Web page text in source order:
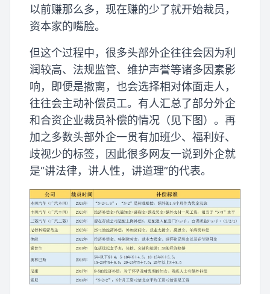
以前赚那么多，现在赚的少了就开始裁员，
资本家的嘴脸。
但这个过程中，很多头部外企往往会因为利
润较高、法规监管、维护声誉等诸多因素影
响，即便是撤离，也会选择相对体面走人，
往往会主动补偿员工。有人汇总了部分外企
和合资企业裁员补偿的情况（见下图）。再
加之多数头部外企一贯有加班少、福利好、
歧视少的标签，因此很多网友一说到外企就
是“讲法律，讲人性，讲道理”的代表。